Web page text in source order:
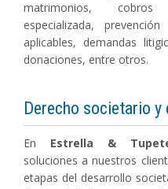
matrimonios, cobros
especializada,
aplicables, demandas
donaciones, entre otros.
Derecho societario
En Estrella &
soluciones a nuestros
etapas del desarrollo